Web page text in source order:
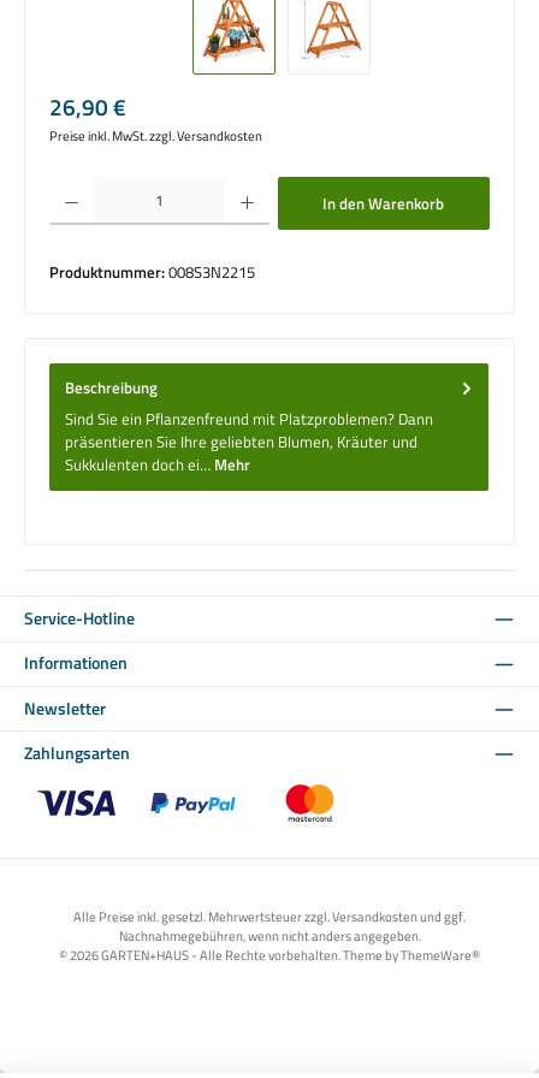
Regulärer Preis:
26,90 €
Preise inkl. MwSt. zzgl. Versandkosten
Produkt Anzahl: Gib den gewünschten Wert ein oder benutze die Schaltflächen um
In den Warenkorb
Produktnummer:008S3N2215
Beschreibung
Sind Sie ein Pflanzenfreund mit Platzproblemen? Dann
präsentieren Sie Ihre geliebten Blumen, Kräuter und
Sukkulenten doch ei… Mehr
Service-Hotline
Informationen
Newsletter
Zahlungsarten
Alle Preise inkl. gesetzl. Mehrwertsteuer zzgl. Versandkosten und ggf.
Nachnahmegebühren, wenn nicht anders angegeben.
© 2026 GARTEN+HAUS - Alle Rechte vorbehalten. Theme byThemeWare®